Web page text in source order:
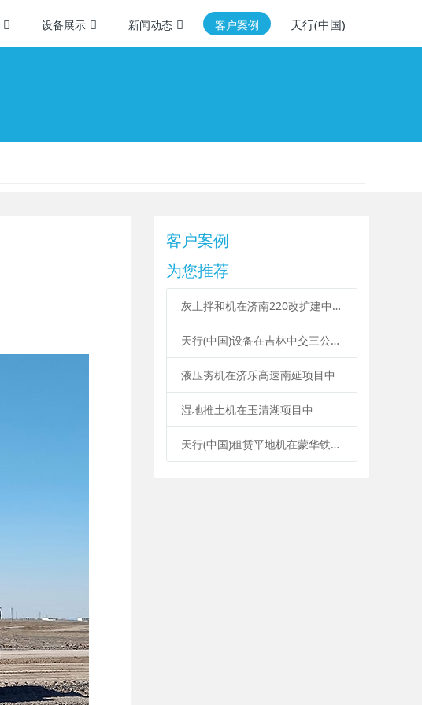
设备展示 新闻动态 客户案例 天行(中国)
客户案例
为您推荐
灰土拌和机在济南220改扩建中施工
天行(中国)设备在吉林中交三公局松通高速
液压夯机在济乐高速南延项目中
湿地推土机在玉清湖项目中
天行(中国)租赁平地机在蒙华铁路施工